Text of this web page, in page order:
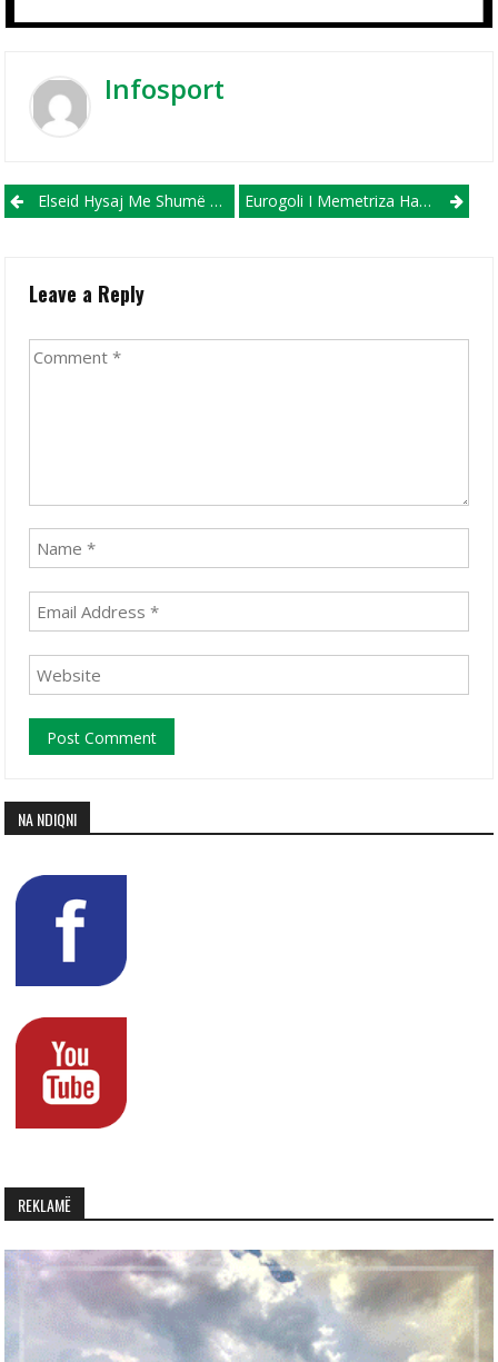
Infosport
Post navigation
Elseid Hysaj Me Shumë Gjasa Në Janar Largohet Nga Lacio! Eurogoli I Memetriza Hamza Vendosi Fitoren E Struga Trim Lum Në Kavadar (VIDEO)
Leave a Reply
NA NDIQNI
REKLAMË